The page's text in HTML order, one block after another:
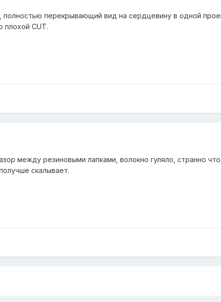
полностью перекрывающий вид на сердцевину в одной
плохой CUT.
между резиновыми лапками, волокно гуляло, странно
скалывает.